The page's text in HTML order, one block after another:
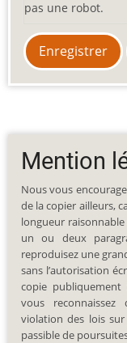
pas une robot.
Mention
Nous vous
de la copier ailleurs,
longueur raisonnable
un ou deux
reproduisez une
sans l’autorisation
copie publiquement
vous
violation des lois sur
passible de